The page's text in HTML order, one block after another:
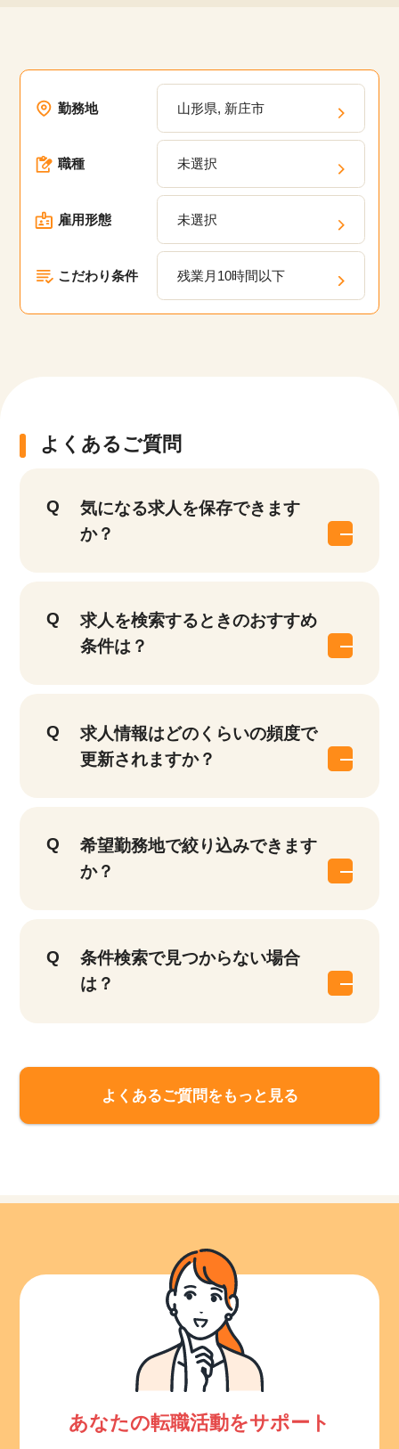
勤務地 山形県, 新庄市
職種 未選択
雇用形態 未選択
こだわり条件 残業月10時間以下
よくあるご質問
気になる求人を保存できます
か？
求人を検索するときのおすすめ
条件は？
求人情報はどのくらいの頻度で
更新されますか？
希望勤務地で絞り込みできます
か？
条件検索で見つからない場合
は？
よくあるご質問をもっと見る
あなたの転職活動をサポート
該当件数
17,033 件
他の条件を選択